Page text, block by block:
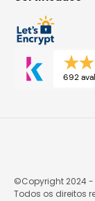
692
©Copyright 2024 -
Todos os direitos